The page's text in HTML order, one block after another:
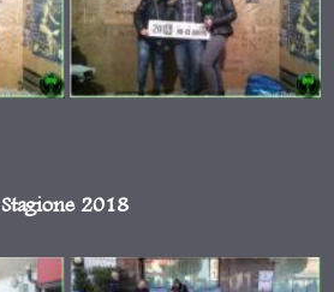
Stagione 2018